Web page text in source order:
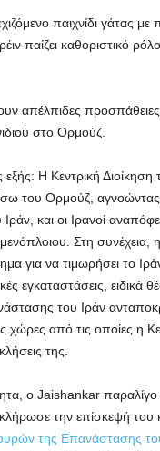
παιχνίδι γάτας με
παίζει καθοριστικό
απέλπιδες
στο Ορμούζ.
εξής: Η Κεντρική
του Ορμούζ,
και οι Ιρανοί
Στη συνέχεια,
για να τιμωρήσει το
εγκαταστάσεις, ειδικά
του Ιράν
χώρες από τις οποίες η
της.
ο Jaishankar
την επίσκεψή του
της Επανάστασης